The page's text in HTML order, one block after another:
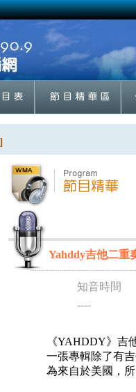
Yahddy吉他二重
知音時間
----
《YAHDDY》吉
一張專輯除了有
為來自於美國，